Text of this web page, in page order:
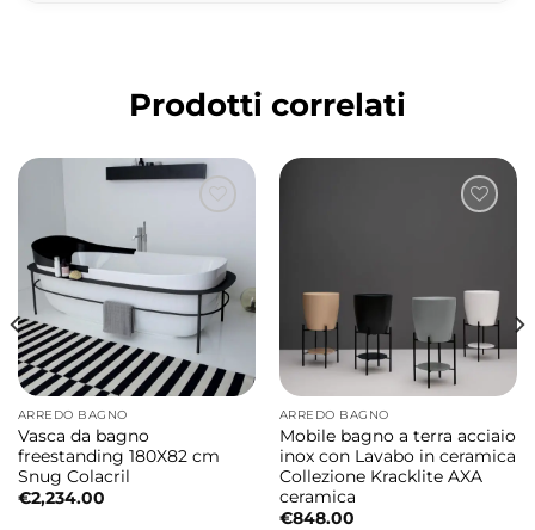
contemporaneo
rendono questa composizione ideale per
bagni moderni, industrial e ambienti dal
gusto metropolitano.
WC a terra in ceramica
Il vaso a terra in ceramica da55x37xH42 cm
garantisce comfort, praticità e uno stile
elegante adatto sia ad ambienti residenziali
sia contract.
Coprivaso SLIM Soft Close con sgancio
Prodotti correlati
ARREDO BAGNO
Vasca da bagno
freestanding 180X82 cm
Snug Colacril
€2,234.00
ARREDO BAGNO
Mobile bagno a terra acciaio
inox con Lavabo in ceramica
Collezione Kracklite AXA
ceramica
€848.00